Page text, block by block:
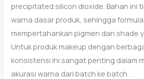
precipitated silicon dioxide. Bahan ini
warna dasar produk, sehingga
mempertahankan pigmen dan shade
Untuk produk makeup dengan
konsistensi ini sangat penting dalam
akurasi warna dari batch ke batch.